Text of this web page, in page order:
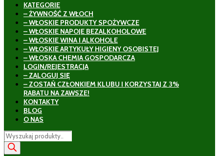
KATEGORIE
– ŻYWNOŚĆ Z WŁOCH
– WŁOSKIE PRODUKTY SPOŻYWCZE
– WŁOSKIE NAPOJE BEZALKOHOLOWE
– WŁOSKIE WINA I ALKOHOLE
– WŁOSKIE ARTYKUŁY HIGIENY OSOBISTEJ
– WŁOSKA CHEMIA GOSPODARCZA
LOGIN/REJESTRACJA
– ZALOGUJ SIĘ
– ZOSTAŃ CZŁONKIEM KLUBU I KORZYSTAJ Z 3%
RABATU NA ZAWSZE!
KONTAKTY
BLOG
O NAS
Wyszukiwarka
produktów